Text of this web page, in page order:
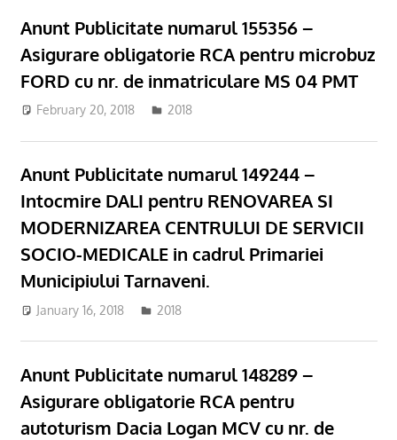
Anunt Publicitate numarul 155356 –
Asigurare obligatorie RCA pentru microbuz
FORD cu nr. de inmatriculare MS 04 PMT
February 20, 2018 admsite
2018
Anunt Publicitate numarul 149244 –
Intocmire DALI pentru RENOVAREA SI
MODERNIZAREA CENTRULUI DE SERVICII
SOCIO-MEDICALE in cadrul Primariei
Municipiului Tarnaveni.
January 16, 2018 admsite
2018
Anunt Publicitate numarul 148289 –
Asigurare obligatorie RCA pentru
autoturism Dacia Logan MCV cu nr. de